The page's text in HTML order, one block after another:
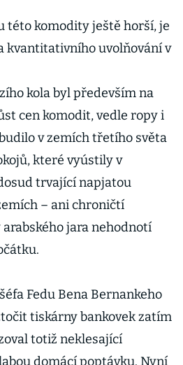
této komodity ještě horší, je
kvantitativního uvolňování v
kola byl především na
cen komodit, vedle ropy i
v zemích třetího světa
které vyústily v
trvající napjatou
– ani chroničtí
jara nehodnotí
Fedu Bena Bernankeho
tiskárny bankovek zatím
totiž neklesající
domácí poptávku. Nyní